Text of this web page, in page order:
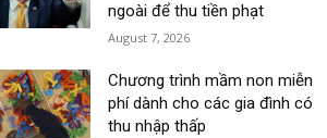
ngoài để thu tiền phạt
August 7, 2026
Chương trình mầm non miễn
phí dành cho các gia đình có
thu nhập thấp